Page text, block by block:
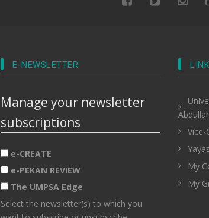
E-NEWSLETTER
Manage your newsletter
subscriptions
e-CREATE
e-PEKAN REVIEW
The UMPSA Edge
Select the newsletter(s) to which you
LINK
Vice-
My
My